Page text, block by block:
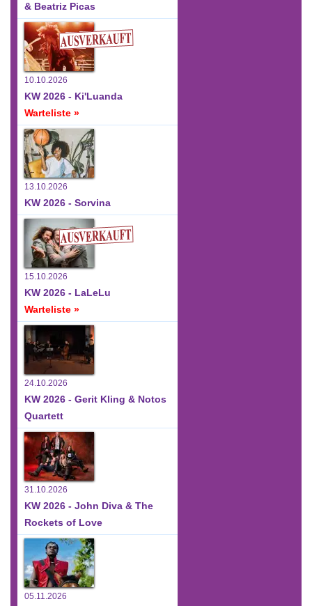
& Beatriz Picas
10.10.2026
KW 2026 - Ki'Luanda
Warteliste »
13.10.2026
KW 2026 - Sorvina
15.10.2026
KW 2026 - LaLeLu
Warteliste »
24.10.2026
KW 2026 - Gerit Kling & Notos
Quartett
31.10.2026
KW 2026 - John Diva & The
Rockets of Love
05.11.2026